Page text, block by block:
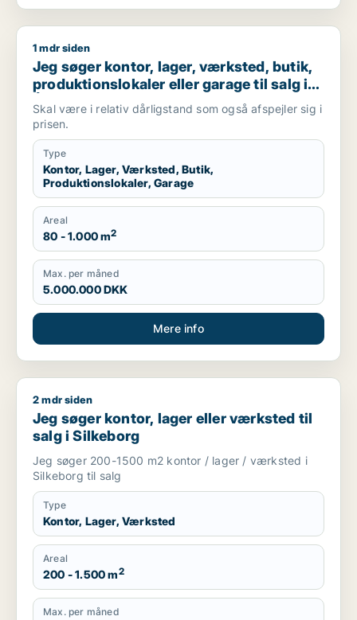
Jeg søger kontor, lager, værksted, butik, produktionslokaler
1 mdr siden
Jeg søger kontor, lager, værksted, butik,
produktionslokaler eller garage til salg i
Århus
Skal være i relativ dårligstand som også afspejler sig i
prisen.
Type
Kontor, Lager, Værksted, Butik,
Produktionslokaler, Garage
Areal
80 - 1.000 m2
Max. per måned
5.000.000 DKK
Mere info
Jeg søger kontor, lager eller værksted til salg i Silkeborg
2 mdr siden
Jeg søger kontor, lager eller værksted til
salg i Silkeborg
Jeg søger 200-1500 m2 kontor / lager / værksted i
Silkeborg til salg
Type
Kontor, Lager, Værksted
Areal
200 - 1.500 m2
Max. per måned